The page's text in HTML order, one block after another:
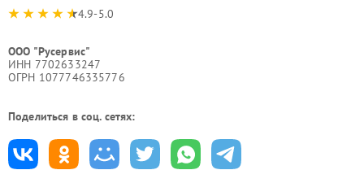
4.9-5.0
ООО "Русервис"
ИНН 7702633247
ОГРН 1077746335776
Поделиться в соц. сетях: